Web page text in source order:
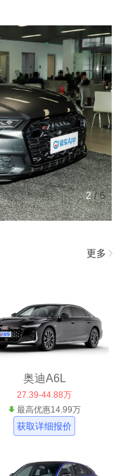
2/5
更多
奥迪A6L
27.39-44.88万
最高优惠14.99万
获取详细报价